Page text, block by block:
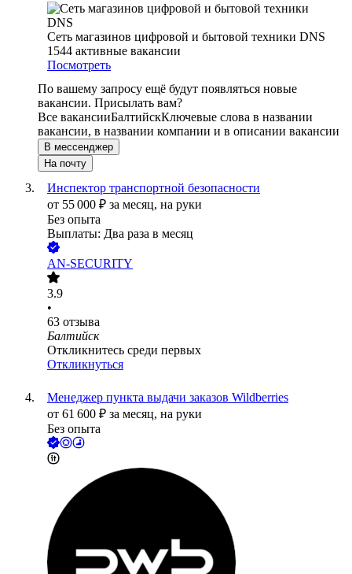
Сеть магазинов цифровой и бытовой техники DNS
1544 активные вакансии
Посмотреть
По вашему запросу ещё будут появляться новые
вакансии. Присылать вам?
Все вакансииБалтийскКлючевые слова в названии
вакансии, в названии компании и в описании вакансии
В мессенджер
На почту
Инспектор транспортной безопасности
от 55 000 ₽ за месяц, на руки
Без опыта
Выплаты: Два раза в месяц
AN-SECURITY
3.9
•
63 отзыва
Балтийск
Откликнитесь среди первых
Откликнуться
Менеджер пункта выдачи заказов Wildberries
от 61 600 ₽ за месяц, на руки
Без опыта